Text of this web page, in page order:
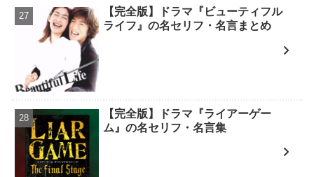
【完全版】ドラマ『ビューティフル
ライフ』の名セリフ・名言まとめ
【完全版】ドラマ『ライアーゲー
ム』の名セリフ・名言集